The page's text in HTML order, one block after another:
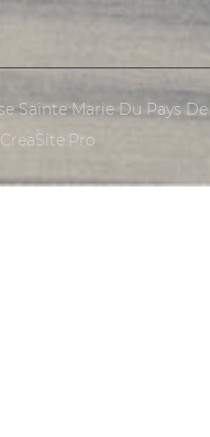
Sainte Marie Du Pays De